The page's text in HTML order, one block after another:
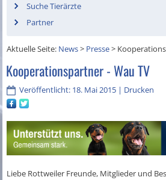
Suche Tierärzte
Partner
Aktuelle Seite: News> Presse>
Kooperationspartner - Wau TV
Veröffentlicht: 18. Mai 2015 | Drucken
Liebe Rottweiler Freunde, Mitglieder und